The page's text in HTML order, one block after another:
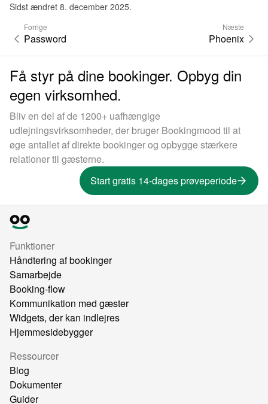
Sidst ændret 8. december 2025.
Forrige
Password
Næste
Phoenix
Få styr på dine bookinger. Opbyg din
egen virksomhed.
Bliv en del af de 1200+ uafhængige
udlejningsvirksomheder, der bruger Bookingmood til at
øge antallet af direkte bookinger og opbygge stærkere
relationer til gæsterne.
Start gratis 14-dages prøveperiode
Funktioner
Håndtering af bookinger
Samarbejde
Booking-flow
Kommunikation med gæster
Widgets, der kan indlejres
Hjemmesidebygger
Ressourcer
Blog
Dokumenter
Guider